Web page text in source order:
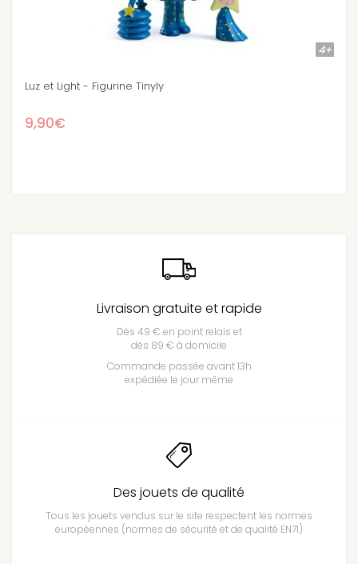
Berry et Lila la fraise - Figurine Tinyly
Livraison gratuite et rapide
Dès 49 € en point relais et
dès 89 € à domicile
Commande passée avant 13h
expédiée le jour même
Des jouets de qualité
Tous les jouets vendus sur le site respectent les normes
européennes (normes de sécurité et de qualité EN71)